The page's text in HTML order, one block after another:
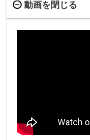
動画を閉じる